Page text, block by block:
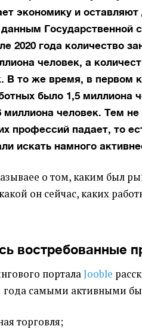
экономику и
Государственной
2020 года количество
человек, а
В то же время, в первом
было 1,5 миллиона
миллиона человек. Тем
профессий падает, то
искать намного
о том, каким был
он сейчас, каких
востребованные
порталаJooble
года самыми активными
торговля;